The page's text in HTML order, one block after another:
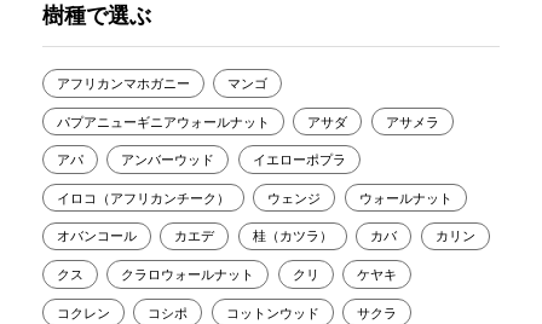
樹種で選ぶ
アフリカンマホガニー マンゴ
パプアニューギニアウォールナット アサダ アサメラ
アパ アンバーウッド イエローポプラ
イロコ（アフリカンチーク） ウェンジ ウォールナット
オバンコール カエデ 桂（カツラ） カバ カリン
クス クラロウォールナット クリ ケヤキ
コクレン コシポ コットンウッド サクラ